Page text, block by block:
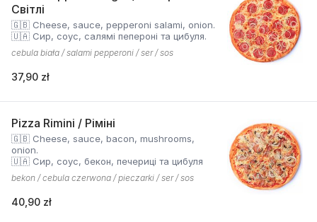
Світлі
🇬🇧 Cheese, sauce, pepperoni salami, onion.
🇺🇦 Сир, соус, салямі пепероні та цибуля.
cebula biała / salami pepperoni / ser / sos
37,90 zł
Pizza Rimini / Ріміні
🇬🇧 Cheese, sauce, bacon, mushrooms,
onion.
🇺🇦 Сир, соус, бекон, печериці та цибуля
bekon / cebula czerwona / pieczarki / ser / sos
40,90 zł